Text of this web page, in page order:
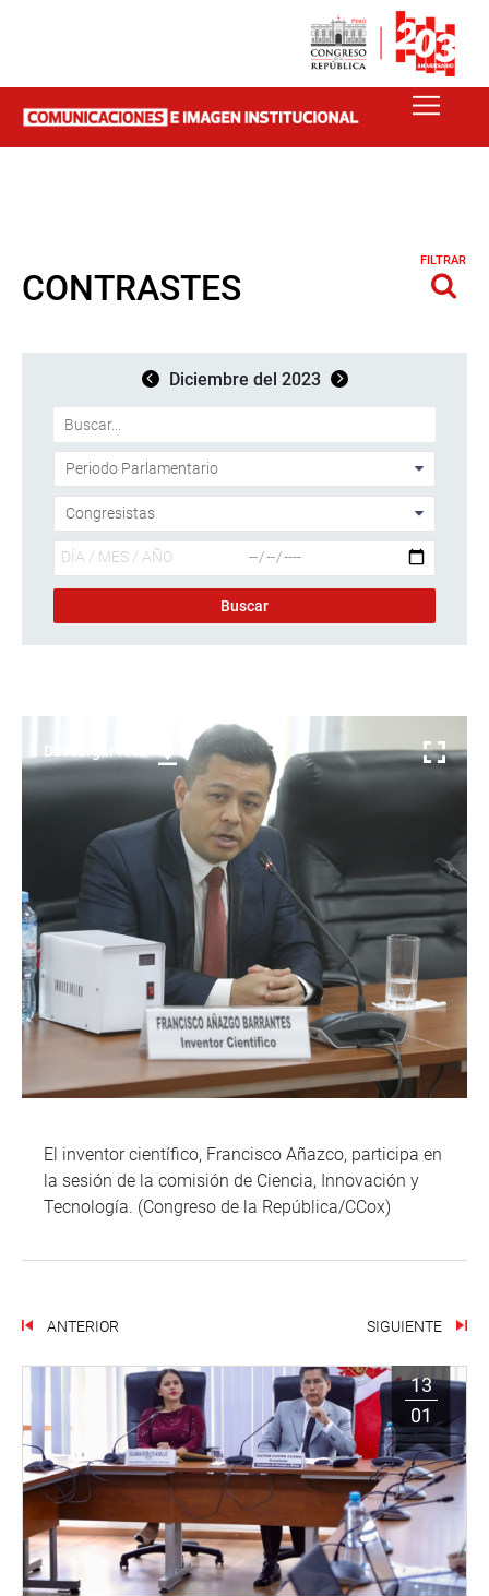
CONTRASTES
FILTRAR
Diciembre del 2023
Descargar foto
El inventor científico, Francisco Añazco, participa en
la sesión de la comisión de Ciencia, Innovación y
Tecnología. (Congreso de la República/CCox)
ANTERIOR SIGUIENTE
13
01